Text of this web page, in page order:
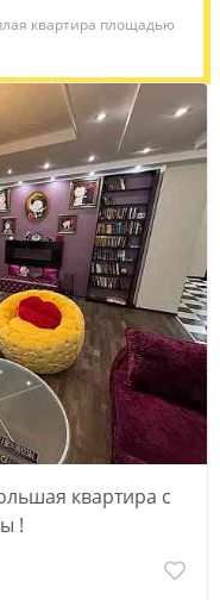
квартира площадью
квартира с
!